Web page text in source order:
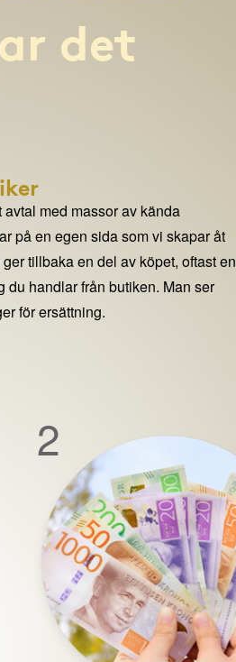
det
med massor av kända
på en egen sida som vi skapar åt
tillbaka en del av köpet, oftast en
du handlar från butiken. Man ser
för ersättning.
2